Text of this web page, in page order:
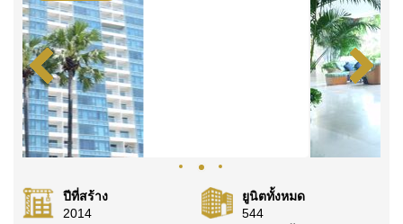
ค้นพบโอกาสในการทำให้ที่อยู่อาศัยนี้เป็นบ้านในฝันของ
คุณ!
ติดต่อ Cornerstone Real Estate โทร +6638411250
หรือ อีเมลinfo@cornerstone.co.th
WhatsApp ของสำนักงาน:
และ LINE:
@cornerstonepattaya
ปีที่สร้าง
2014
ยูนิตทั้งหมด
544